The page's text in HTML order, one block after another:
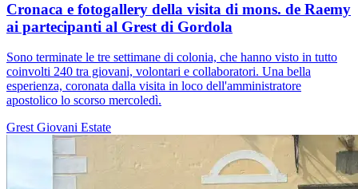
Cronaca e fotogallery della visita di mons. de Raemy
ai partecipanti al Grest di Gordola
Sono terminate le tre settimane di colonia, che hanno visto in tutto
coinvolti 240 tra giovani, volontari e collaboratori. Una bella
esperienza, coronata dalla visita in loco dell'amministratore
apostolico lo scorso mercoledì.
GrestGiovani Estate